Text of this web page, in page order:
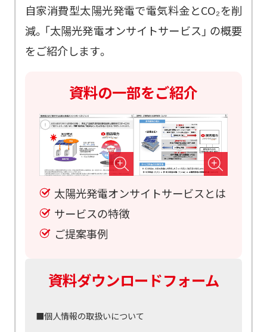
自家消費型太陽光発電で電気料金とCO₂を削
減。「太陽光発電オンサイトサービス」 の概要
をご紹介します。
資料の一部をご紹介
太陽光発電オンサイトサービスとは
サービスの特徴
ご提案事例
資料ダウンロードフォーム
■個人情報の取扱いについて